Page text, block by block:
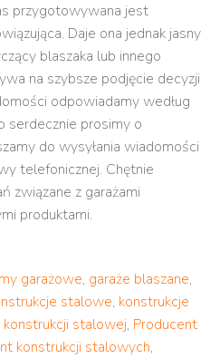
przygotowywana jest
Daje ona jednak jasny
blaszaka lub innego
na szybsze podjęcie decyzji
odpowiadamy według
serdecznie prosimy o
do wysyłania wiadomości
telefonicznej. Chętnie
związane z garażami
produktami.
garażowe, garaże blaszane,
stalowe, konstrukcje
konstrukcji stalowej, Producent
konstrukcji stalowych,